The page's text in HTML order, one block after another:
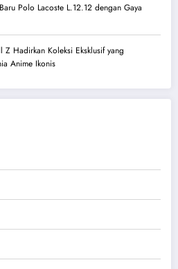
Polo Lacoste L.12.12 dengan Gaya
Z Hadirkan Koleksi Eksklusif yang
Anime Ikonis